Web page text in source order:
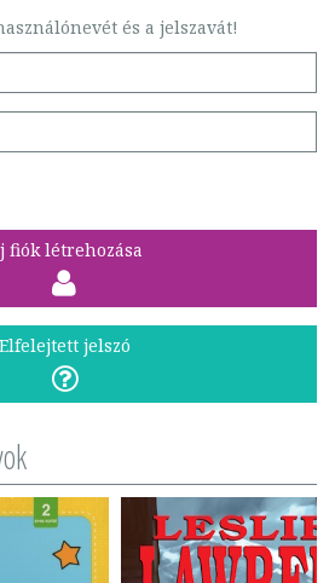
és a jelszavát!
fiók létrehozása
Elfelejtett jelszó